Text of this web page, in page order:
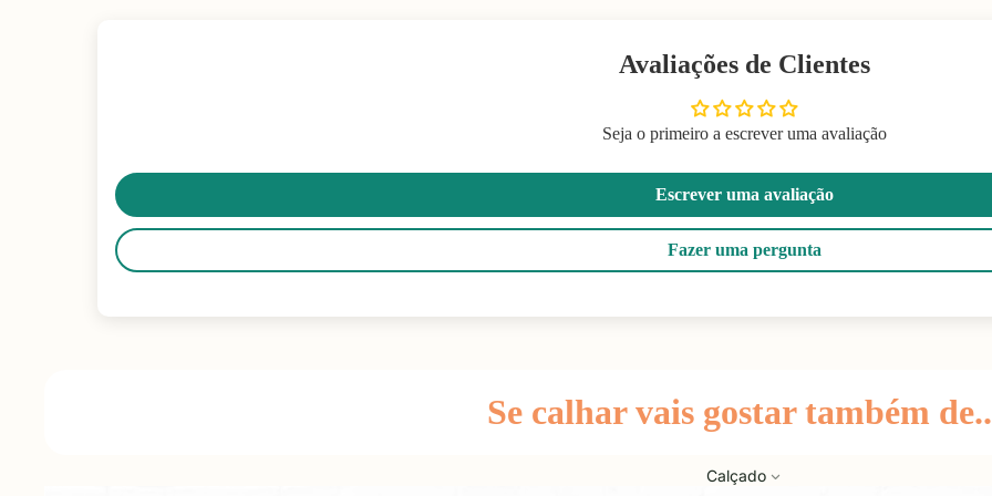
Calçado
Avaliações de Clientes
Seja o primeiro a escrever uma avaliação
Escrever uma avaliação
Fazer uma pergunta
Se calhar vais gostar também